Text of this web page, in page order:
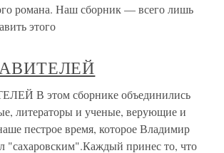
романа. Наш сборник — всего лишь
этого
В этом сборнике объединились
литераторы и ученые, верующие и
пестрое время, которое Владимир
"сахаровским".Каждый принес то, что